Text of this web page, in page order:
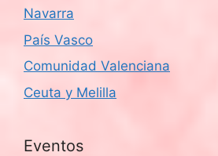
Navarra
País Vasco
Comunidad Valenciana
Ceuta y Melilla
Eventos